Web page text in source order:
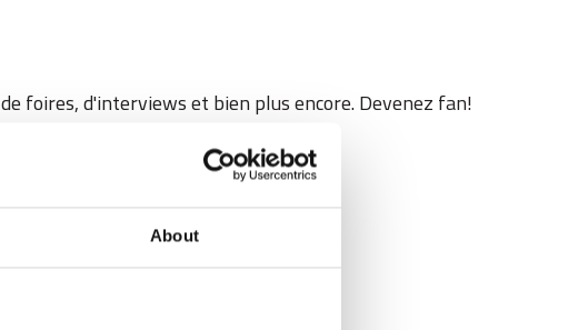
About
foires, d'interviews et bien plus encore. Devenez fan!